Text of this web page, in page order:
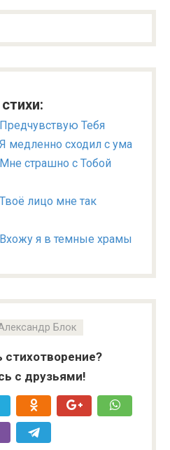
Тебя
медленно сходил с ума
страшно с Тобой
лицо мне так
я в темные храмы
Блок
стихотворение?
с друзьями!